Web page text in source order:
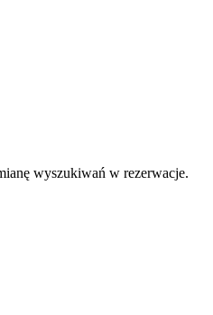
wyszukiwań w rezerwacje.